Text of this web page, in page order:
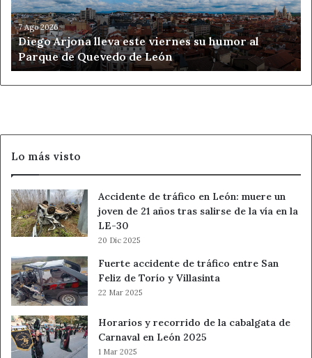
humor
al
Parque
de
Quevedo
de
7 Ago 2026
Diego Arjona lleva este viernes su humor al
Parque de Quevedo de León
Lo más visto
Accidente de tráfico en León: muere un
joven de 21 años tras salirse de la vía en la
LE-30
20 Dic 2025
Fuerte accidente de tráfico entre San
Feliz de Torío y Villasinta
22 Mar 2025
Horarios y recorrido de la cabalgata de
Carnaval en León 2025
1 Mar 2025